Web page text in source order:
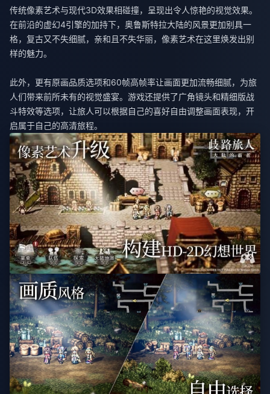
传统像素艺术与现代3D效果相碰撞，呈现出令人惊艳的视觉效果。
在前沿的虚幻4引擎的加持下，奥鲁斯特拉大陆的风景更加别具一
格，复古又不失细腻，亲和且不失华丽，像素艺术在这里焕发出别
样的魅力。
此外，更有原画品质选项和60帧高帧率让画面更加流畅细腻，为旅
人们带来前所未有的视觉盛宴。游戏还提供了广角镜头和精细版战
斗特效等选项，让旅人可以根据自己的喜好自由调整画面表现，开
启属于自己的高清旅程。